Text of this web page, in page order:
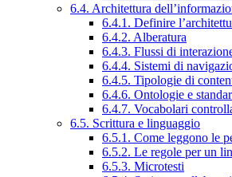
6.4. Architettura
6.4.1. Definire
6.4.2. Alberatura
6.4.3. Flussi di
6.4.4. Sistemi di
6.4.5. Tipologie di
6.4.6. Ontologie e
6.4.7. Vocabolari
6.5. Scrittura e linguaggio
6.5.1. Come leggono le
6.5.2. Le regole per un
6.5.3. Microtesti